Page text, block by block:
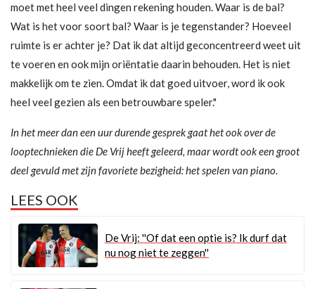
moet met heel veel dingen rekening houden. Waar is de bal?
Wat is het voor soort bal? Waar is je tegenstander? Hoeveel
ruimte is er achter je? Dat ik dat altijd geconcentreerd weet uit
te voeren en ook mijn oriëntatie daarin behouden. Het is niet
makkelijk om te zien. Omdat ik dat goed uitvoer, word ik ook
heel veel gezien als een betrouwbare speler."
In het meer dan een uur durende gesprek gaat het ook over de
looptechnieken die De Vrij heeft geleerd, maar wordt ook een groot
deel gevuld met zijn favoriete bezigheid: het spelen van piano.
LEES OOK
De Vrij: ''Of dat een optie is? Ik durf dat
nu nog niet te zeggen''